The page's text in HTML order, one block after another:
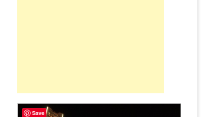
Save